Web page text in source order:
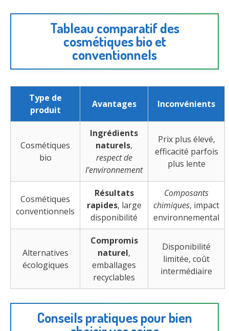
Tableau comparatif des
cosmétiques bio et
conventionnels
Type de
produit
Avantages Inconvénients
Cosmétiques
bio
Ingrédients
naturels,
respect de
l’environnement
Prix plus élevé,
efficacité parfois
plus lente
Cosmétiques
conventionnels
Résultats
rapides, large
disponibilité
Composants
chimiques, impact
environnemental
Alternatives
écologiques
Compromis
naturel,
emballages
recyclables
Disponibilité
limitée, coût
intermédiaire
Conseils pratiques pour bien